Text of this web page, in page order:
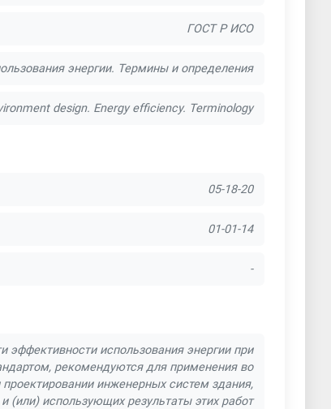
ГОСТ Р ИСО
энергии. Термины и определения
design. Energy efficiency. Terminology
05-18-20
01-01-14
-
эффективности использования энергии при
рекомендуются для применения во
инженерных систем здания,
(или) использующих результаты этих работ